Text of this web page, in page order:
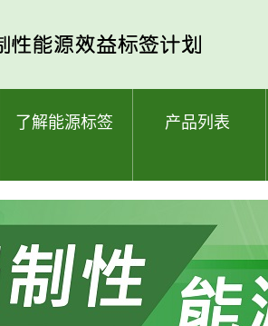
了解能源标签 产品列表